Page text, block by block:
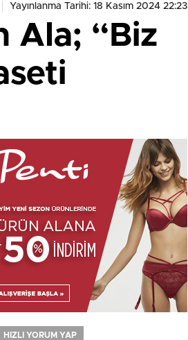
Yayınlanma Tarihi: 18 Kasım 2024 22:23
Ala; “Biz
HIZLI YORUM YAP